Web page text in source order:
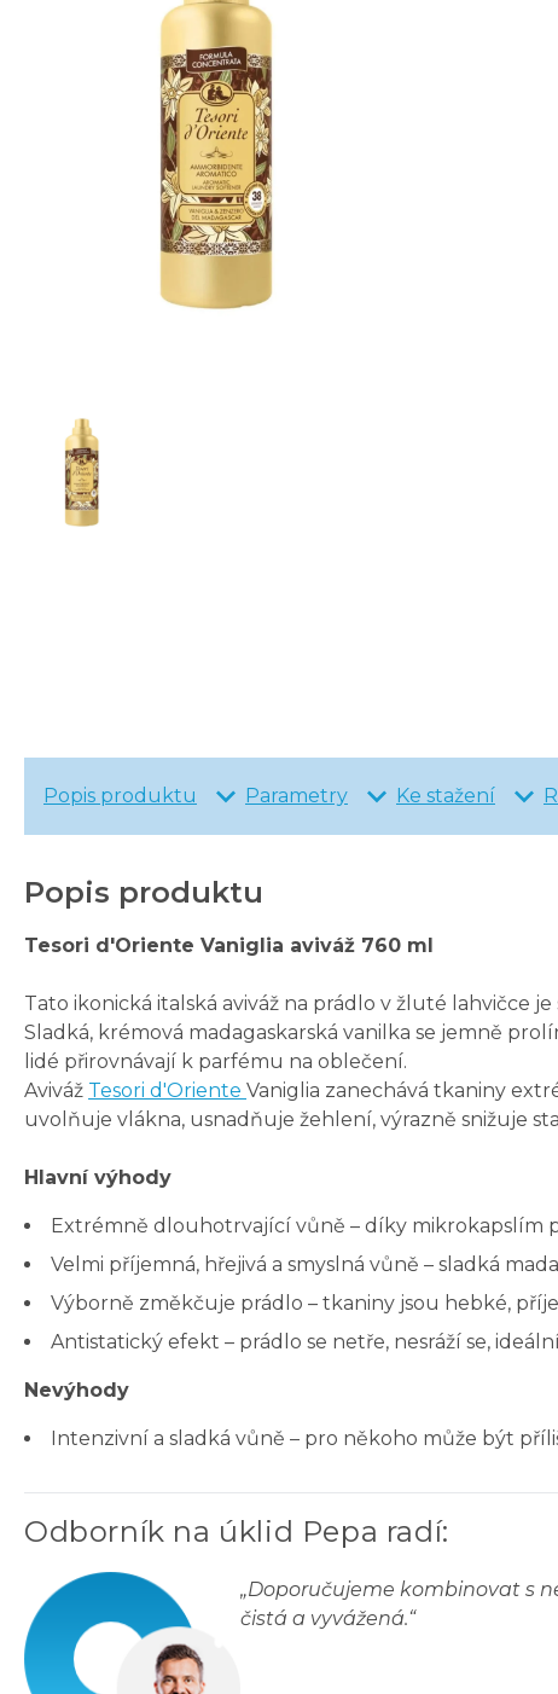
Softlan Windfrisch aviváž 1 l
Lenor Professional Aviváž Fialový květ 200 dávek, 4 l
Lenor aviváž Summer Breeze 4 l
Lenor Professional aviváž Freshness Protection 200
Popis produktu Parametry Ke stažení
Popis produktu
Tesori d'Oriente Vaniglia aviváž 760 ml
Tato ikonická italská aviváž na prádlo v žluté
Sladká, krémová madagaskarská vanilka se jemně
lidé přirovnávají k parfému na oblečení.
Aviváž Tesori d'Oriente Vaniglia zanechává tkaniny
uvolňuje vlákna, usnadňuje žehlení, výrazně snižuje
Hlavní výhody
Extrémně dlouhotrvající vůně – díky mikrokapslím
Velmi příjemná, hřejivá a smyslná vůně – sladká
Výborně změkčuje prádlo – tkaniny jsou hebké,
Antistatický efekt – prádlo se netře, nesráží se,
Nevýhody
Intenzivní a sladká vůně – pro někoho může být
Odborník na úklid Pepa radí:
„Doporučujeme kombinovat s
čistá a vyvážená.“